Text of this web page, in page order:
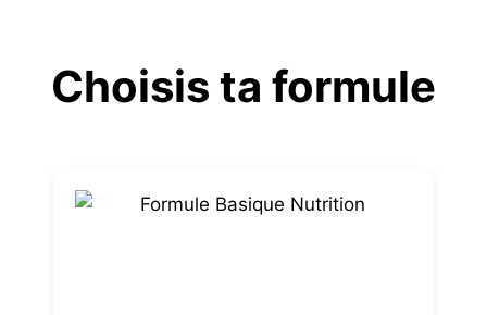
contenuChoisis ta formule